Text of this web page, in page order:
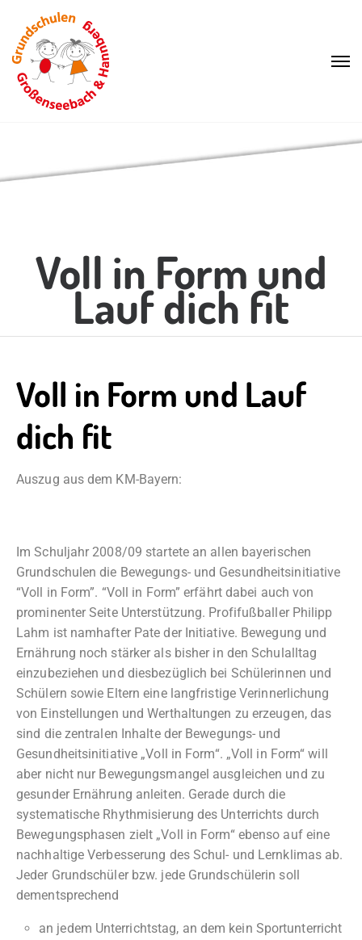
Voll in Form und
Lauf dich fit
Voll in Form und Lauf
dich fit
Auszug aus dem KM-Bayern:
Im Schuljahr 2008/09 startete an allen bayerischen
Grundschulen die Bewegungs- und Gesundheitsinitiative
“Voll in Form”. “Voll in Form” erfährt dabei auch von
prominenter Seite Unterstützung. Profifußballer Philipp
Lahm ist namhafter Pate der Initiative. Bewegung und
Ernährung noch stärker als bisher in den Schulalltag
einzubeziehen und diesbezüglich bei Schülerinnen und
Schülern sowie Eltern eine langfristige Verinnerlichung
von Einstellungen und Werthaltungen zu erzeugen, das
sind die zentralen Inhalte der Bewegungs- und
Gesundheitsinitiative „Voll in Form“. „Voll in Form“ will
aber nicht nur Bewegungsmangel ausgleichen und zu
gesunder Ernährung anleiten. Gerade durch die
systematische Rhythmisierung des Unterrichts durch
Bewegungsphasen zielt „Voll in Form“ ebenso auf eine
nachhaltige Verbesserung des Schul- und Lernklimas ab.
Jeder Grundschüler bzw. jede Grundschülerin soll
dementsprechend
an jedem Unterrichtstag, an dem kein Sportunterricht